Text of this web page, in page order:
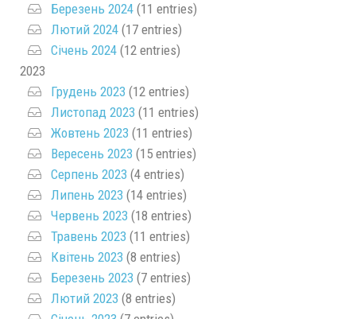
Березень 2024 (11 entries)
Лютий 2024 (17 entries)
Січень 2024 (12 entries)
2023
Грудень 2023 (12 entries)
Листопад 2023 (11 entries)
Жовтень 2023 (11 entries)
Вересень 2023 (15 entries)
Серпень 2023 (4 entries)
Липень 2023 (14 entries)
Червень 2023 (18 entries)
Травень 2023 (11 entries)
Квітень 2023 (8 entries)
Березень 2023 (7 entries)
Лютий 2023 (8 entries)